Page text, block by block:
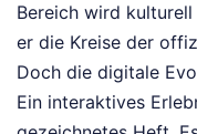
Bereich wird
er die Kreise der
Doch die digitale
Ein interaktives